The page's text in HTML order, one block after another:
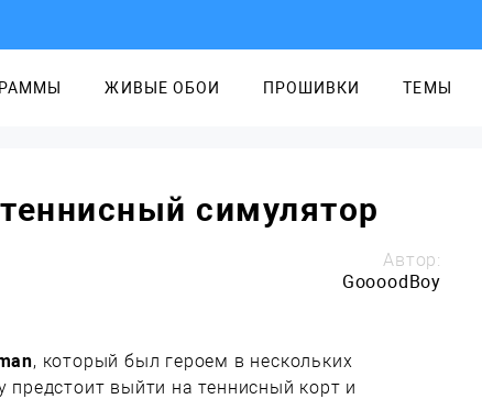
ЖИВЫЕ ОБОИ ПРОШИВКИ ТЕМЫ
симулятор
Автор:
GoooodBoy
, который был героем в нескольких
выйти на теннисный корт и